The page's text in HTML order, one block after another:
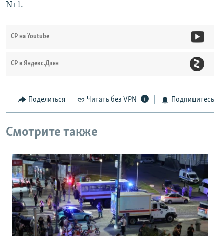
N+1.
СР на Youtube
СР в Яндекс.Дзен
Поделиться Читать без VPN Подпишитесь
Смотрите также